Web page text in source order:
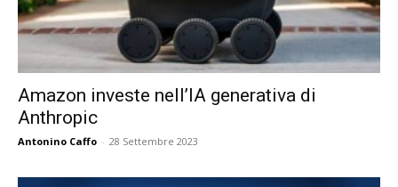
Amazon investe nell’IA generativa di
Anthropic
Antonino Caffo - 28 Settembre 2023